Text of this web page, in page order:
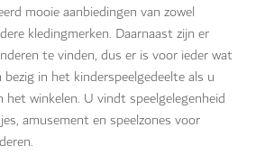
mooie aanbiedingen van zowel
kledingmerken. Daarnaast zijn er
te vinden, dus er is voor ieder wat
in het kinderspeelgedeelte als u
winkelen. U vindt speelgelegenheid
amusement en speelzones voor